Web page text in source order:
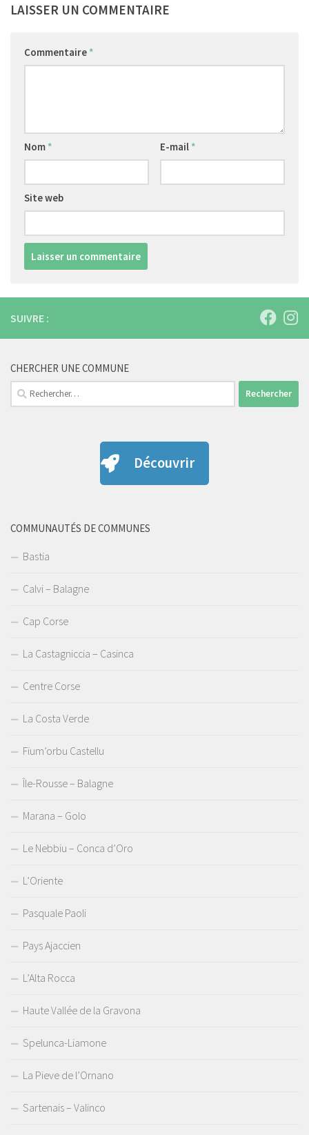
LAISSER UN COMMENTAIRE
Commentaire *
Nom * E-mail *
Site web
SUIVRE :
CHERCHER UNE COMMUNE
Rechercher :
Découvrir
COMMUNAUTÉS DE COMMUNES
Bastia
Calvi – Balagne
Cap Corse
La Castagniccia – Casinca
Centre Corse
La Costa Verde
Fium’orbu Castellu
Île-Rousse – Balagne
Marana – Golo
Le Nebbiu – Conca d’Oro
L’Oriente
Pasquale Paoli
Pays Ajaccien
L’Alta Rocca
Haute Vallée de la Gravona
Spelunca-Liamone
La Pieve de l’Ornano
Sartenais – Valinco